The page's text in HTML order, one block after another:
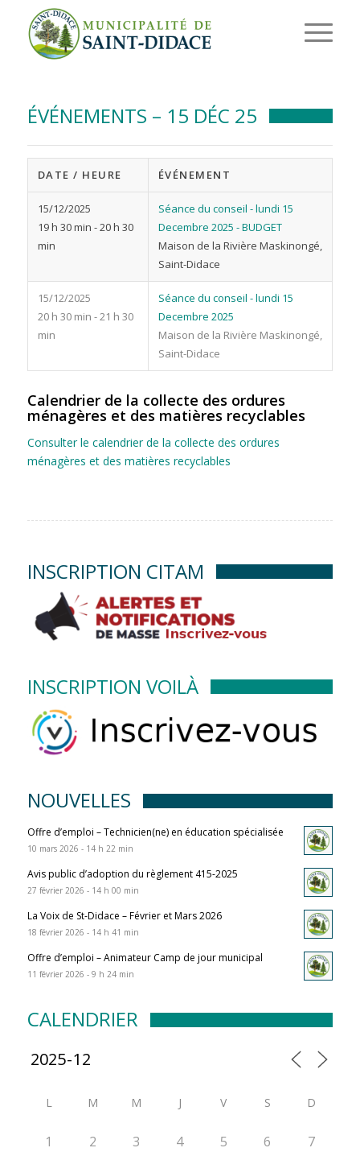
ÉVÉNEMENTS – 15 DÉC 25
DATE / HEURE ÉVÉNEMENT
15/12/2025
19 h 30 min - 20 h 30
min
Séance du conseil - lundi 15
Decembre 2025 - BUDGET
Maison de la Rivière Maskinongé,
Saint-Didace
15/12/2025
20 h 30 min - 21 h 30
min
Séance du conseil - lundi 15
Decembre 2025
Maison de la Rivière Maskinongé,
Saint-Didace
Calendrier de la collecte des ordures
ménagères et des matières recyclables
Consulter le calendrier de la collecte des ordures
ménagères et des matières recyclables
INSCRIPTION CITAM
INSCRIPTION VOILÀ
NOUVELLES
Offre d’emploi – Technicien(ne) en éducation spécialisée
10 mars 2026 - 14 h 22 min
Avis public d’adoption du règlement 415-2025
27 février 2026 - 14 h 00 min
La Voix de St-Didace – Février et Mars 2026
18 février 2026 - 14 h 41 min
Offre d’emploi – Animateur Camp de jour municipal
11 février 2026 - 9 h 24 min
CALENDRIER
L M M J V S D
1 2 3 4 5 6 7